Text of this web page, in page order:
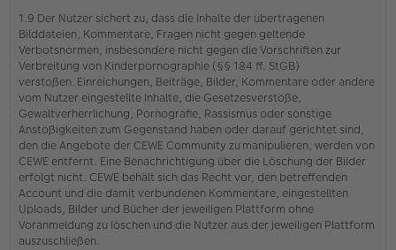
1.9 Der Nutzer sichert zu, dass die Inhalte der übertragenen
Bilddateien, Kommentare, Fragen nicht gegen geltende
Verbotsnormen, insbesondere nicht gegen die Vorschriften zur
Verbreitung von Kinderpornographie (§§ 184 ff. StGB)
verstoßen. Einreichungen, Beiträge, Bilder, Kommentare oder andere
vom Nutzer eingestellte Inhalte, die Gesetzesverstöße,
Gewaltverherrlichung, Pornografie, Rassismus oder sonstige
Anstößigkeiten zum Gegenstand haben oder darauf gerichtet sind,
den die Angebote der CEWE Community zu manipulieren, werden von
CEWE entfernt. Eine Benachrichtigung über die Löschung der Bilder
erfolgt nicht. CEWE behält sich das Recht vor, den betreffenden
Account und die damit verbundenen Kommentare, eingestellten
Uploads, Bilder und Bücher der jeweiligen Plattform ohne
Voranmeldung zu löschen und die Nutzer aus der jeweiligen Plattform
auszuschließen.